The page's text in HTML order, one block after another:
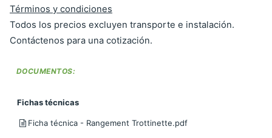
Términos y condiciones
Todos los precios excluyen transporte e instalación.
Contáctenos para una cotización.
DOCUMENTOS:
Fichas técnicas
Ficha técnica - Rangement Trottinette.pdf